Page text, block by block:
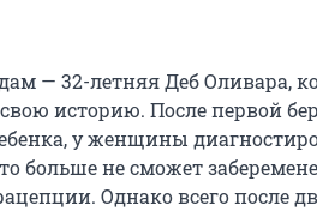
— 32-летняя Деб Оливара,
историю. После первой
у женщины
больше не сможет
Однако всего после